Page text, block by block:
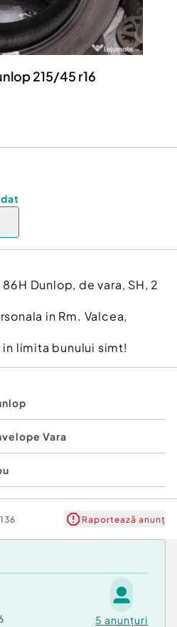
profesionale
215/45 r16
Dunlop, de vara, SH, 2
in Rm. Valcea,
limita bunului simt!
Vara
136 Raportează anunț
5 anunțuri